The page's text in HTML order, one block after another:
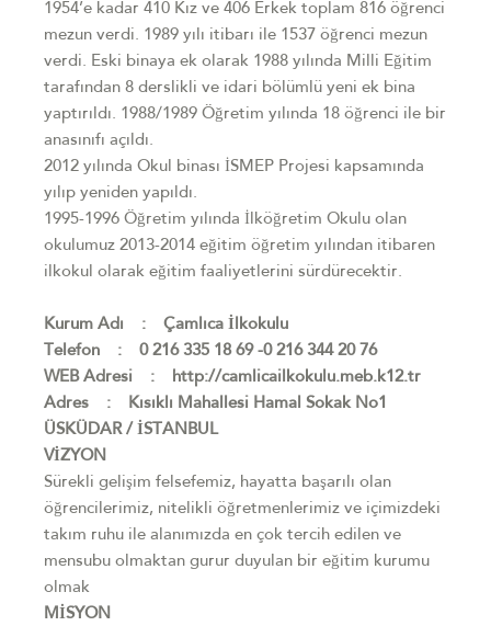
1954’e kadar 410 Kız ve 406 Erkek toplam 816 öğrenci
mezun verdi. 1989 yılı itibarı ile 1537 öğrenci mezun
verdi. Eski binaya ek olarak 1988 yılında Milli Eğitim
tarafından 8 derslikli ve idari bölümlü yeni ek bina
yaptırıldı. 1988/1989 Öğretim yılında 18 öğrenci ile bir
anasınıfı açıldı.
2012 yılında Okul binası İSMEP Projesi kapsamında
yılıp yeniden yapıldı.
1995-1996 Öğretim yılında İlköğretim Okulu olan
okulumuz 2013-2014 eğitim öğretim yılından itibaren
ilkokul olarak eğitim faaliyetlerini sürdürecektir.
Kurum Adı : Çamlıca İlkokulu
Telefon : 0 216 335 18 69 -0 216 344 20 76
WEB Adresi : http://camlicailkokulu.meb.k12.tr
Adres : Kısıklı Mahallesi Hamal Sokak No1
ÜSKÜDAR / İSTANBUL
VİZYON
Sürekli gelişim felsefemiz, hayatta başarılı olan
öğrencilerimiz, nitelikli öğretmenlerimiz ve içimizdeki
takım ruhu ile alanımızda en çok tercih edilen ve
mensubu olmaktan gurur duyulan bir eğitim kurumu
olmak
MİSYON